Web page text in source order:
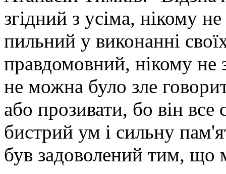
згідний з усіма, нікому
пильний у виконанні
правдомовний, нікому не
не можна було зле
або прозивати, бо він все
бистрий ум і сильну
був задоволений тим, що